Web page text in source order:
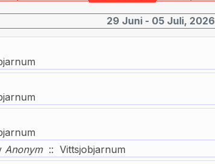
29 Juni - 05 Juli, 2026
Anonym:: Vittsjobjarnum